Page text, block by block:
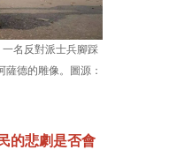
一名反對派士兵腳踩
薩德的雕像。圖源：
的悲劇是否會